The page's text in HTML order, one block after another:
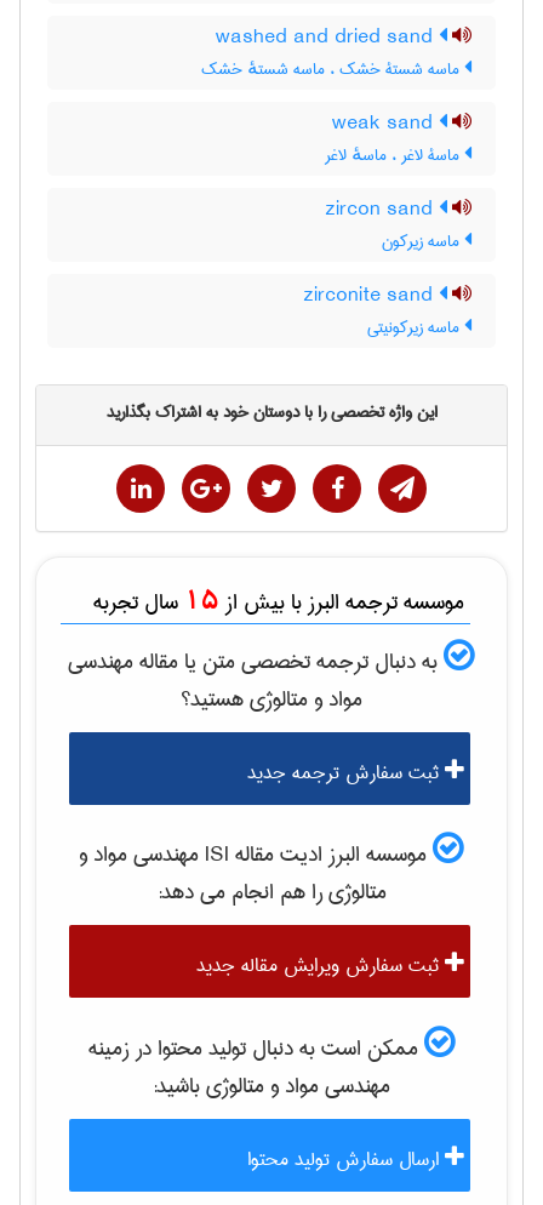
ماسه شستۀ خشک ، ماسه شستهٔ خشک
ماسۀ لاغر ، ماسهٔ لاغر
ماسه زیرکون
ماسه زیرکونیتی
این واژه تخصصی را با دوستان خود به اشتراک بگذارید
موسسه ترجمه البرز با بیش از 15 سال تجربه
به دنبال ترجمه تخصصی متن یا مقالهمهندسی
مواد و متالوژیهستید؟
ثبت سفارش ترجمه جدید
موسسه البرز ادیت مقاله ISI
مهندسی مواد و
متالوژیرا هم انجام می دهد:
ثبت سفارش ویرایش مقاله جدید
ممکن است به دنبال تولید محتوا در زمینه
مهندسی مواد و متالوژیباشید:
ارسال سفارش تولید محتوا